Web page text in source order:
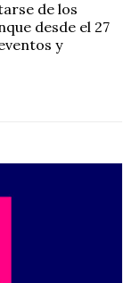
de los
desde el 27
y